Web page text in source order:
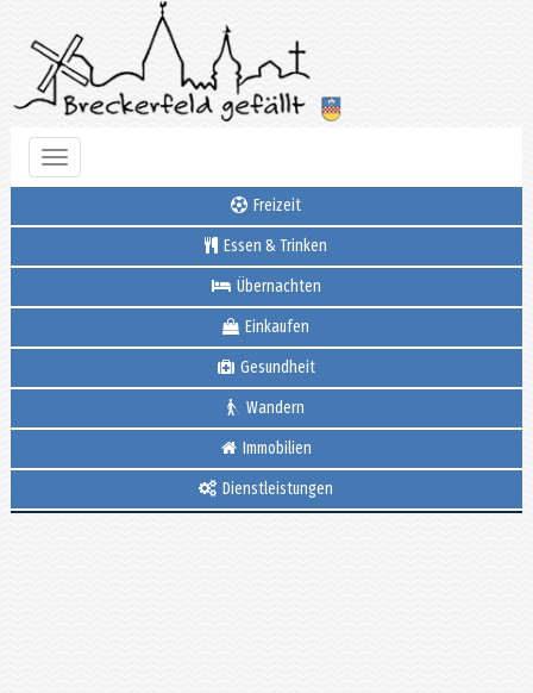
Toggle
navigation
Freizeit
Essen & Trinken
Übernachten
Einkaufen
Gesundheit
Wandern
Immobilien
Dienstleistungen